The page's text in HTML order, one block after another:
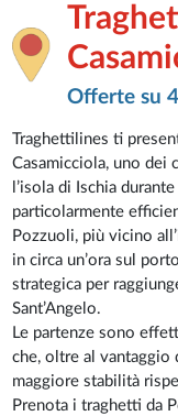
Offerte su
Traghettilines ti
Casamicciola, uno dei
l’isola di Ischia
particolarmente
Pozzuoli, più vicino
in circa un’ora sul
strategica per
Sant’Angelo.
Le partenze sono
che, oltre al
maggiore stabilità
Prenota i traghetti da